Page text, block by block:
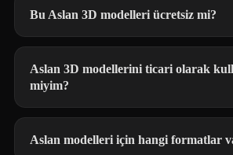
Bu Aslan 3D modelleri ücretsiz mi?
Aslan 3D modellerini ticari olarak
miyim?
Aslan modelleri için hangi formatlar